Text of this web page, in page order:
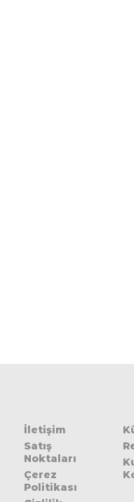
İletişim
Satış
Noktaları
Çerez
Politikası